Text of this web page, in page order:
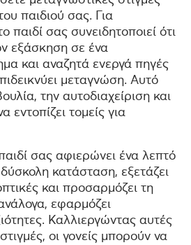
παιδιού σας. Για
παιδί σας συνειδητοποιεί ότι
εξάσκηση σε ένα
και αναζητά ενεργά πηγές
μεταγνώση. Αυτό
την αυτοδιαχείριση και
εντοπίζει τομείς για
σας αφιερώνει ένα λεπτό
κατάσταση, εξετάζει
και προσαρμόζει τη
εφαρμόζει
Καλλιεργώντας αυτές
οι γονείς μπορούν να